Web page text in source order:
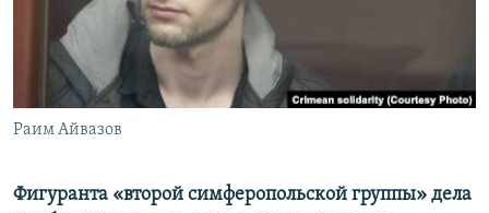
ПОБЕДИТЕЛЕЙ НЕ СУДЯТ?
КРЫМ.НЕПОКОРЕННЫЙ
ELIFBE
УКРАИНСКАЯ ПРОБЛЕМА КРЫМА
ПРИСОЕДИНЯЙТЕСЬ!
Раим Айвазов
Фигуранта «второй симферопольской группы» дела